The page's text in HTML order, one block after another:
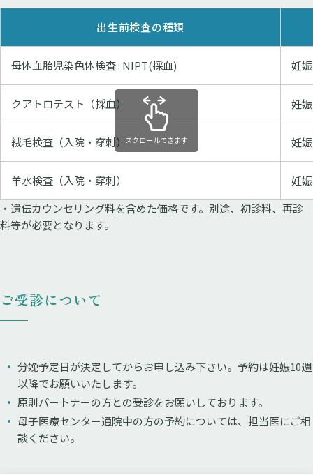
出生前検査の種類
母体血胎児染色体検査 : NIPT(採血) 妊
クアトロテスト（採血） 妊
絨毛検査（入院・穿刺） 妊
羊水検査（入院・穿刺）
妊
・遺伝カウンセリング料を含めた価格です。別途、初診料、再診
料等が必要となります。
スクロールできます
ご受診について
分娩予定日が決定してからお申し込み下さい。予約は妊娠10週
以降でお願いいたします。
原則パートナーの方との受診をお願いしております。
母子医療センター通院中の方の予約については、担当医にご相
談ください。